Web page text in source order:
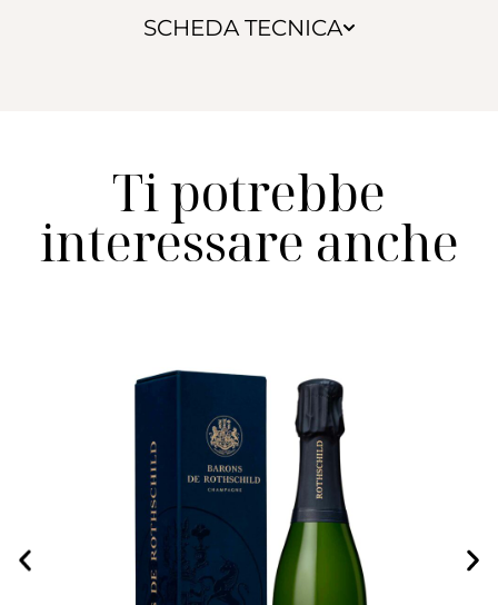
SCHEDA TECNICA
Ti potrebbe
interessare anche